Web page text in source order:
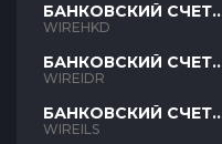
БАНКОВСКИЙ СЧЕТ
HKD
WIREHKD
БАНКОВСКИЙ СЧЕТ
IDR
WIREIDR
БАНКОВСКИЙ СЧЕТ
ILS
WIREILS